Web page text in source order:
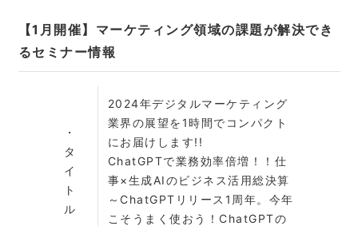
【1月開催】マーケティング領域の課題が解決でき
るセミナー情報
・
タ
イ
ト
ル
2024年デジタルマーケティング
業界の展望を1時間でコンパクト
にお届けします!!
ChatGPTで業務効率倍増！！仕
事×生成AIのビジネス活用総決算
～ChatGPTリリース1周年。今年
こそうまく使おう！ChatGPTの